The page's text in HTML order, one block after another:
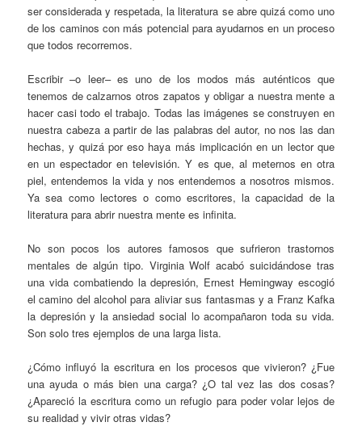
ser considerada y respetada, la literatura se abre quizá como uno
de los caminos con más potencial para ayudarnos en un proceso
que todos recorremos.
Escribir –o leer– es uno de los modos más auténticos que
tenemos de calzarnos otros zapatos y obligar a nuestra mente a
hacer casi todo el trabajo. Todas las imágenes se construyen en
nuestra cabeza a partir de las palabras del autor, no nos las dan
hechas, y quizá por eso haya más implicación en un lector que
en un espectador en televisión. Y es que, al meternos en otra
piel, entendemos la vida y nos entendemos a nosotros mismos.
Ya sea como lectores o como escritores, la capacidad de la
literatura para abrir nuestra mente es infinita.
No son pocos los autores famosos que sufrieron trastornos
mentales de algún tipo. Virginia Wolf acabó suicidándose tras
una vida combatiendo la depresión, Ernest Hemingway escogió
el camino del alcohol para aliviar sus fantasmas y a Franz Kafka
la depresión y la ansiedad social lo acompañaron toda su vida.
Son solo tres ejemplos de una larga lista.
¿Cómo influyó la escritura en los procesos que vivieron? ¿Fue
una ayuda o más bien una carga? ¿O tal vez las dos cosas?
¿Apareció la escritura como un refugio para poder volar lejos de
su realidad y vivir otras vidas?